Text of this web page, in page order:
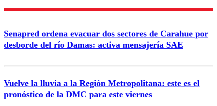
Correo
Enviar comentario
Senapred ordena evacuar dos sectores de Carahue por
desborde del río Damas: activa mensajería SAE
Vuelve la lluvia a la Región Metropolitana: este es el
pronóstico de la DMC para este viernes